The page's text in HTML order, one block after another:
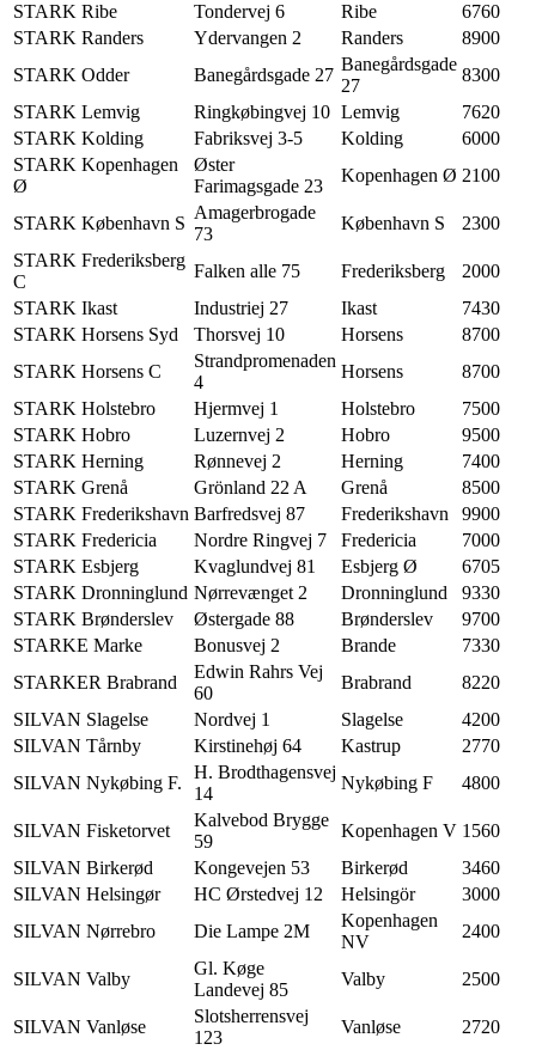
STARK Ribe Tondervej 6 Ribe
6760
STARK Randers
Ydervangen 2 Randers
8900
STARK Odder
Banegårdsgade 27
Banegårdsgade
27
8300
STARK Lemvig
Ringkøbingvej 10 Lemvig
7620
STARK Kolding
Fabriksvej 3-5 Kolding
6000
STARK Kopenhagen
Ø
Øster
Farimagsgade 23
Kopenhagen Ø 2100
STARK København S
Amagerbrogade
73
København S
2300
STARK Frederiksberg
C
Falken alle 75 Frederiksberg
2000
STARK Ikast
Industriej 27 Ikast
7430
STARK Horsens Syd
Thorsvej 10 Horsens
8700
STARK Horsens C
Strandpromenaden
4
Horsens
8700
STARK Holstebro
Hjermvej 1 Holstebro
7500
STARK Hobro
Luzernvej 2 Hobro
9500
STARK Herning
Rønnevej 2 Herning
7400
STARK Grenå
Grönland 22 A Grenå
8500
STARK Frederikshavn Barfredsvej 87 Frederikshavn
9900
STARK Fredericia
Nordre Ringvej 7 Fredericia
7000
STARK Esbjerg
Kvaglundvej 81 Esbjerg Ø
6705
STARK Dronninglund Nørrevænget 2 Dronninglund
9330
STARK Brønderslev
Østergade 88 Brønderslev
9700
STARKE Marke
Bonusvej 2 Brande
7330
STARKER Brabrand
Edwin Rahrs Vej
60
Brabrand
8220
SILVAN Slagelse
Nordvej 1 Slagelse
4200
SILVAN Tårnby
Kirstinehøj 64 Kastrup
2770
SILVAN Nykøbing F.
H. Brodthagensvej
14
Nykøbing F 4800
SILVAN Fisketorvet
Kalvebod Brygge
59
Kopenhagen V 1560
SILVAN Birkerød
Kongevejen 53 Birkerød
3460
SILVAN Helsingør
HC Ørstedvej 12 Helsingör
3000
SILVAN Nørrebro
Die Lampe 2M
Kopenhagen
NV
2400
SILVAN Valby
Gl. Køge
Landevej 85
Valby 2500
SILVAN Vanløse
Slotsherrensvej
123
Vanløse 2720